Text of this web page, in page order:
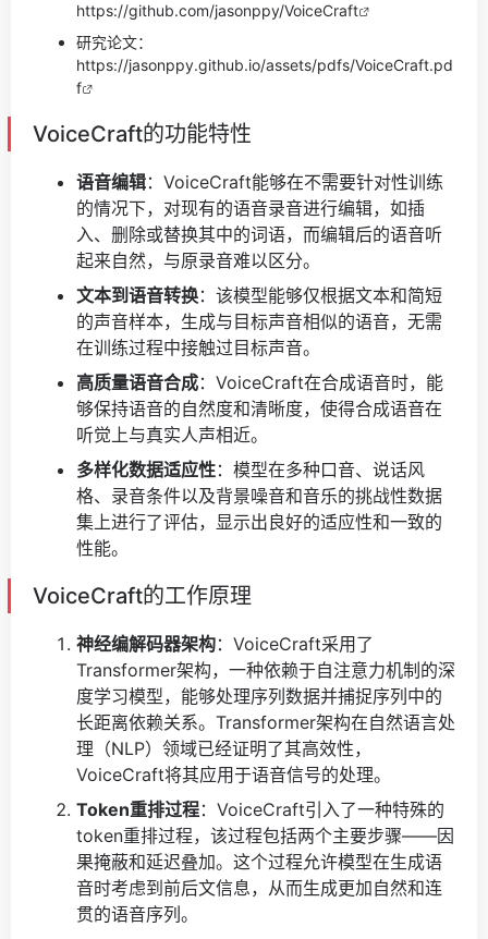
https://github.com/jasonppy/VoiceCraft
研究论文：
https://jasonppy.github.io/assets/pdfs/VoiceCraft.pd
f
VoiceCraft的功能特性
语音编辑：VoiceCraft能够在不需要针对性训练
的情况下，对现有的语音录音进行编辑，如插
入、删除或替换其中的词语，而编辑后的语音听
起来自然，与原录音难以区分。
文本到语音转换：该模型能够仅根据文本和简短
的声音样本，生成与目标声音相似的语音，无需
在训练过程中接触过目标声音。
高质量语音合成：VoiceCraft在合成语音时，能
够保持语音的自然度和清晰度，使得合成语音在
听觉上与真实人声相近。
多样化数据适应性：模型在多种口音、说话风
格、录音条件以及背景噪音和音乐的挑战性数据
集上进行了评估，显示出良好的适应性和一致的
性能。
VoiceCraft的工作原理
神经编解码器架构：VoiceCraft采用了
Transformer架构，一种依赖于自注意力机制的深
度学习模型，能够处理序列数据并捕捉序列中的
长距离依赖关系。Transformer架构在自然语言处
理（NLP）领域已经证明了其高效性，
VoiceCraft将其应用于语音信号的处理。
Token重排过程：VoiceCraft引入了一种特殊的
token重排过程，该过程包括两个主要步骤——因
果掩蔽和延迟叠加。这个过程允许模型在生成语
音时考虑到前后文信息，从而生成更加自然和连
贯的语音序列。